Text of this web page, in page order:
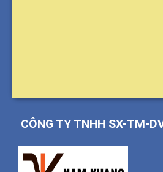
CÔNG TY TNHH SX-TM-